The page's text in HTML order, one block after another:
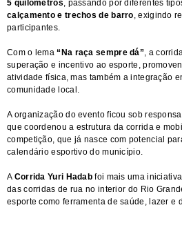
5 quilômetros, passando por diferentes
calçamento e trechos de barro, exigindo
participantes.
Com o lema“Na raça sempre dá”, a
superação e incentivo ao esporte,
atividade física, mas também a integração
comunidade local.
A organização do evento ficou sob
que coordenou a estrutura da corrida e
competição, que já nasce com potencial
calendário esportivo do município.
A Corrida Yuri Hadab foi mais uma
das corridas de rua no interior do Rio
esporte como ferramenta de saúde, lazer e